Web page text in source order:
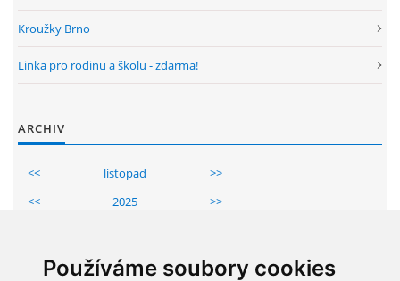
Používáme soubory cookies
Kroužky Brno
Linka pro rodinu a školu - zdarma!
ARCHIV
<< listopad
>>
<<
2025
>>